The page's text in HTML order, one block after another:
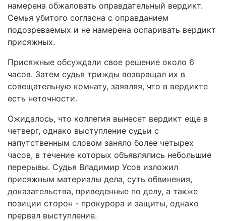
намерена обжаловать оправдательный вердикт.
Семья убитого согласна с оправданием
подозреваемых и не намерена оспаривать вердикт
присяжных.
Присяжные обсуждали свое решение около 6
часов. Затем судья трижды возвращал их в
совещательную комнату, заявляя, что в вердикте
есть неточности.
Ожидалось, что коллегия вынесет вердикт еще в
четверг, однако выступление судьи с
напутственным словом заняло более четырех
часов, в течение которых объявлялись небольшие
перерывы. Судья Владимир Усов изложил
присяжным материалы дела, суть обвинения,
доказательства, приведенные по делу, а также
позиции сторон - прокурора и защиты, однако
прервал выступление.